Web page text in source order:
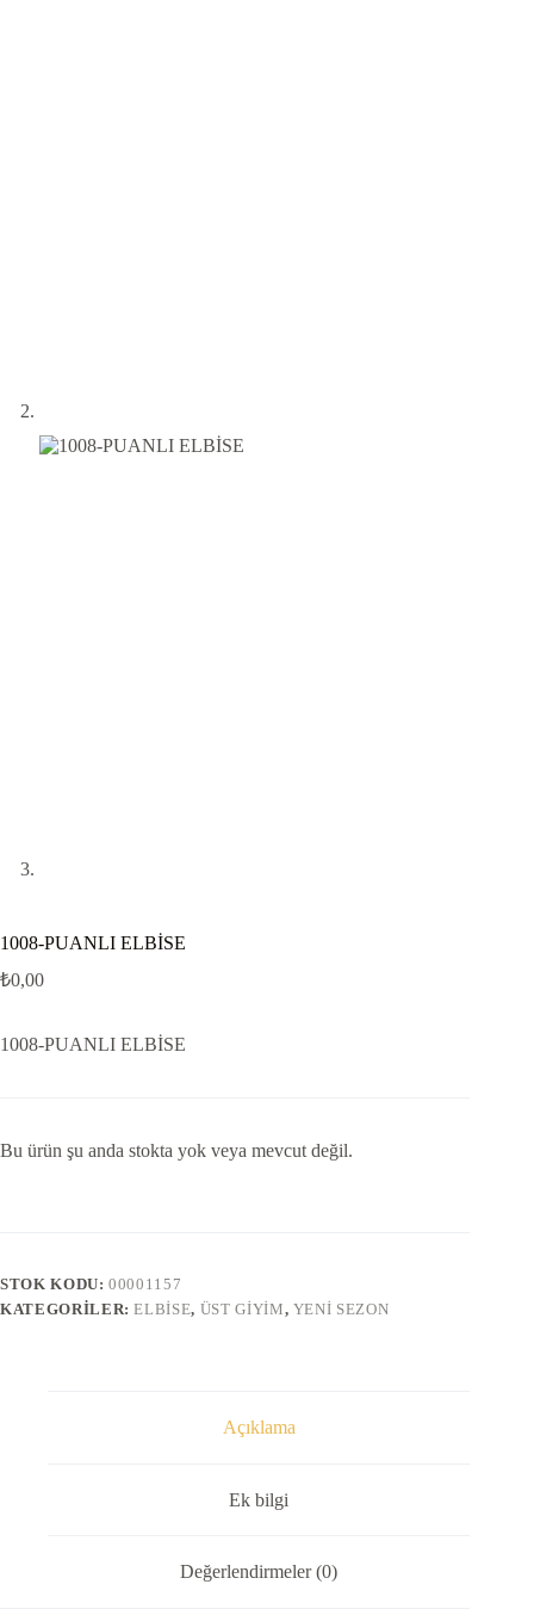
1008-PUANLI ELBİSE
₺0,00
1008-PUANLI ELBİSE
Bu ürün şu anda stokta yok veya mevcut değil.
STOK KODU:00001157
KATEGORILER:ELBISE, ÜST GIYIM, YENI SEZON
Açıklama
Ek bilgi
Değerlendirmeler (0)